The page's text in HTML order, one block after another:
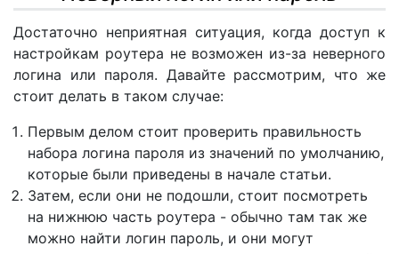
Достаточно неприятная ситуация, когда доступ к
настройкам роутера не возможен из-за неверного
логина или пароля. Давайте рассмотрим, что же
стоит делать в таком случае:
Первым делом стоит проверить правильность
набора логина пароля из значений по умолчанию,
которые были приведены в начале статьи.
Затем, если они не подошли, стоит посмотреть
на нижнюю часть роутера - обычно там так же
можно найти логин пароль, и они могут